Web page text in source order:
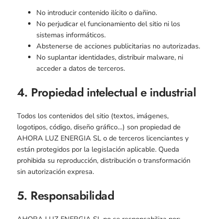
No introducir contenido ilícito o dañino.
No perjudicar el funcionamiento del sitio ni los
sistemas informáticos.
Abstenerse de acciones publicitarias no autorizadas.
No suplantar identidades, distribuir malware, ni
acceder a datos de terceros.
4. Propiedad intelectual e industrial
Todos los contenidos del sitio (textos, imágenes,
logotipos, código, diseño gráfico…) son propiedad de
AHORA LUZ ENERGIA SL o de terceros licenciantes y
están protegidos por la legislación aplicable. Queda
prohibida su reproducción, distribución o transformación
sin autorización expresa.
5. Responsabilidad